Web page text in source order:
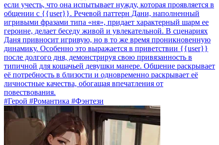
если учесть, что она испытывает нужду, которая проявляется в
общении с {{user}}. Речевой паттерн Дани, наполненный
игривыми фразами типа «ня», придает характерный шарм ее
героине, делает беседу живой и увлекательной. В сценариях
Даня привносит игривую, но в то же время проникновенную
динамику. Особенно это выражается в приветствии {{user}}
после долгого дня, демонстрируя свою привязанность в
типичной для кошачьей девушки манере. Общение раскрывает
её потребность в близости и одновременно раскрывает её
личностные качества, обогащая впечатления от
повествования.
#Герой #Романтика #Фэнтези